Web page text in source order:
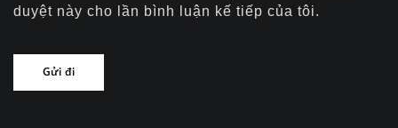
duyệt này cho lần bình luận kế tiếp của tôi.